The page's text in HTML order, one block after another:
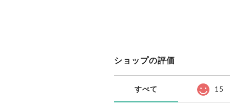
ショップの評価
すべて 15